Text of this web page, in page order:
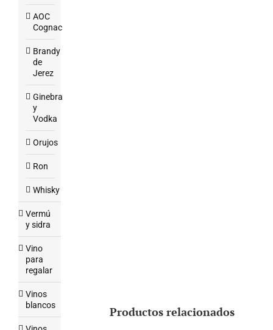
Productos relacionados
AOC
Cognac
Brandy
de
Jerez
Ginebra
y
Vodka
Orujos
Ron
Whisky
Vermú
y sidra
Vino
para
regalar
Vinos
blancos